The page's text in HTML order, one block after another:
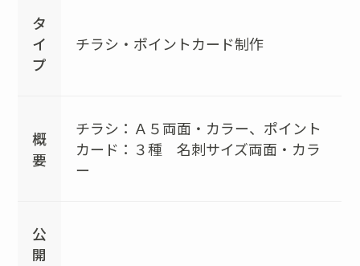
タ
イ
プ
チラシ・ポイントカード制作
概
要
チラシ：Ａ５両面・カラー、ポイント
カード：３種 名刺サイズ両面・カラ
ー
公
開